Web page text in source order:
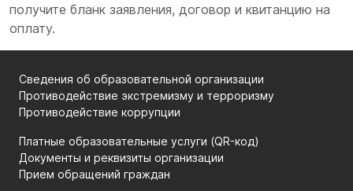
получите бланк заявления, договор и квитанцию на
оплату.
Сведения об образовательной организации
Противодействие экстремизму и терроризму
Противодействие коррупции
Платные образовательные услуги (QR-код)
Документы и реквизиты организации
Прием обращений граждан